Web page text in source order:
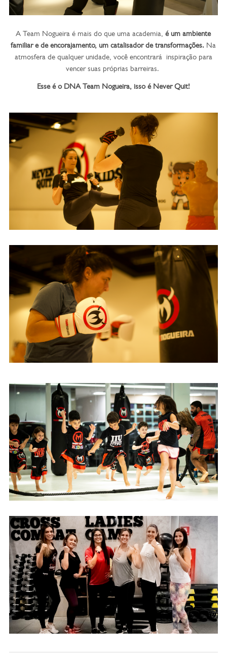
A Team Nogueira é mais do que uma academia,é um ambiente
familiar e de encorajamento, um catalisador de transformações. Na
atmosfera de qualquer unidade, você encontrará inspiração para
vencer suas próprias barreiras.
Esse é o DNA Team Nogueira, isso é Never Quit!